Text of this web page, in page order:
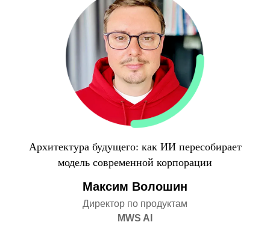
Архитектура будущего: как ИИ пересобирает
модель современной корпорации
Максим Волошин
Директор по продуктам
MWS AI